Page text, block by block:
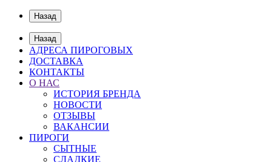
Назад
Назад
АДРЕСА ПИРОГОВЫХ
ДОСТАВКА
КОНТАКТЫ
О НАС
ИСТОРИЯ БРЕНДА
НОВОСТИ
ОТЗЫВЫ
ВАКАНСИИ
ПИРОГИ
СЫТНЫЕ
СЛАДКИЕ